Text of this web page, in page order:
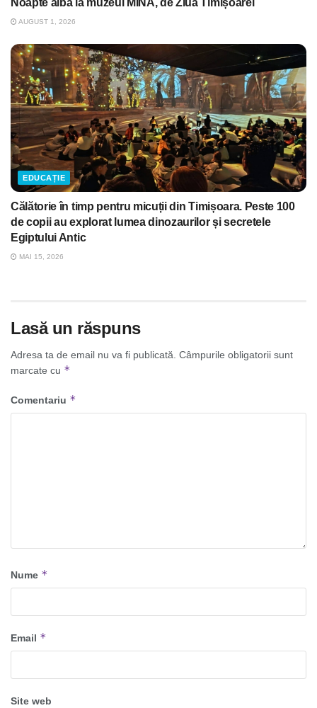
Noapte albă la muzeul MINA, de Ziua Timișoarei
AUGUST 1, 2026
EDUCAȚIE
Călătorie în timp pentru micuții din Timișoara. Peste 100
de copii au explorat lumea dinozaurilor și secretele
Egiptului Antic
MAI 15, 2026
Lasă un răspuns
Adresa ta de email nu va fi publicată. Câmpurile obligatorii sunt
marcate cu *
Comentariu *
Nume *
Email *
Site web